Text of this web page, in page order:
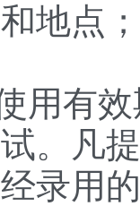
地点
有效
。凡
录用